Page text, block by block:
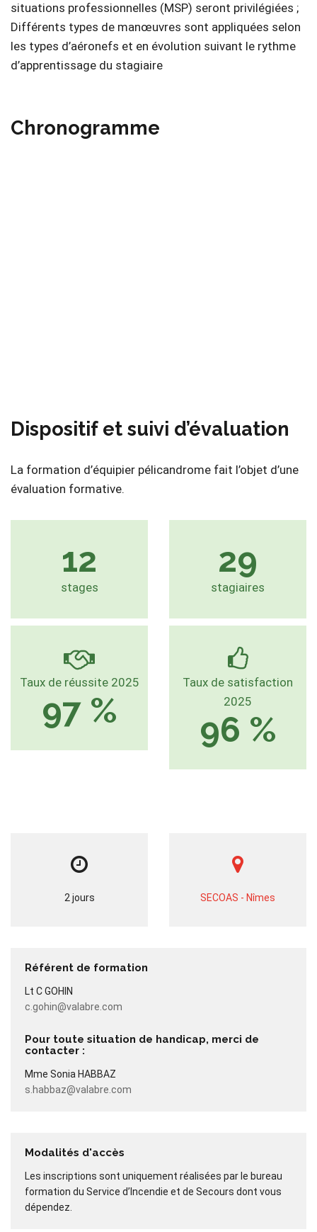
situations professionnelles (MSP) seront privilégiées ;
Différents types de manœuvres sont appliquées selon
les types d’aéronefs et en évolution suivant le rythme
d’apprentissage du stagiaire
Chronogramme
Dispositif et suivi d’évaluation
La formation d’équipier pélicandrome fait l’objet d’une
évaluation formative.
12
stages
29
stagiaires
Taux de réussite 2025
97 %
Taux de satisfaction
2025
96 %
2 jours SECOAS - Nîmes
Référent de formation
Lt C GOHIN
c.gohin@valabre.com
Pour toute situation de handicap, merci de
contacter :
Mme Sonia HABBAZ
s.habbaz@valabre.com
Modalités d'accès
Les inscriptions sont uniquement réalisées par le bureau
formation du Service d’Incendie et de Secours dont vous
dépendez.